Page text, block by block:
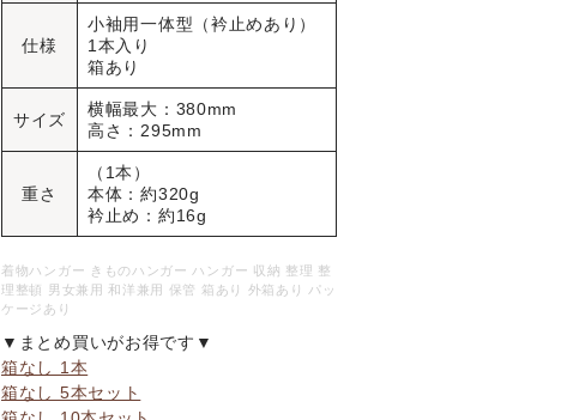
仕様
小袖用一体型（衿止めあり）
1本入り
箱あり
サイズ
横幅最大：380mm
高さ：295mm
重さ
（1本）
本体：約320g
衿止め：約16g
着物ハンガー きものハンガー ハンガー 収納 整理 整
理整頓 男女兼用 和洋兼用 保管 箱あり 外箱あり パッ
ケージあり
▼まとめ買いがお得です▼
箱なし 1本
箱なし 5本セット